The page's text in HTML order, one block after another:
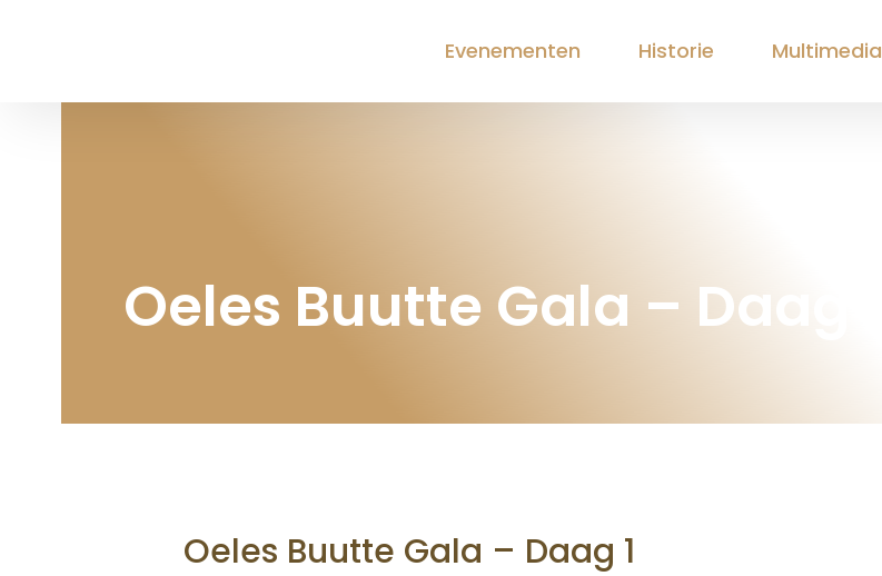
Evenementen Historie Multimedia
Oeles Buutte Gala – Daag 1
Oeles Buutte Gala – Daag 1